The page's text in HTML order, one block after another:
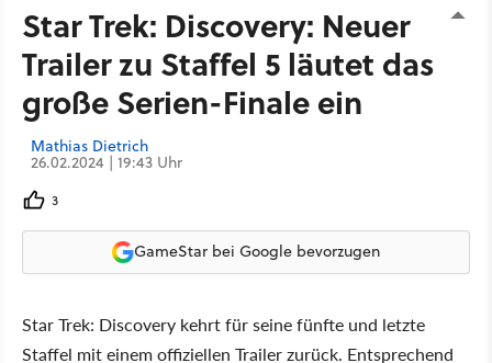
Star Trek: Discovery: Neuer
Trailer zu Staffel 5 läutet das
große Serien-Finale ein
Mathias Dietrich
26.02.2024 | 19:43 Uhr
3
GameStar bei Google bevorzugen
Star Trek: Discovery kehrt für seine fünfte und letzte
Staffel mit einem offiziellen Trailer zurück. Entsprechend